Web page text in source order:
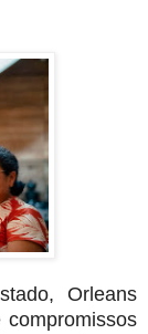
Orleans